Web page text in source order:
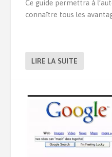
Ce guide permettra à
connaître tous les
LIRE LA SUITE